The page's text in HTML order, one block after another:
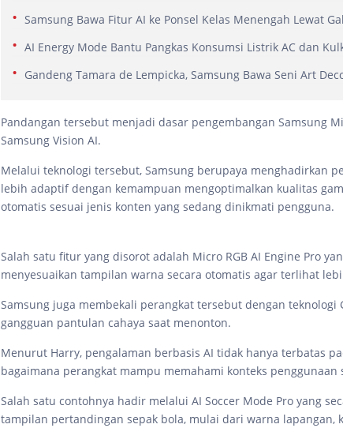
Samsung Bawa Fitur AI ke Ponsel Kelas Menengah Lewat
AI Energy Mode Bantu Pangkas Konsumsi Listrik AC dan
Gandeng Tamara de Lempicka, Samsung Bawa Seni Art
Pandangan tersebut menjadi dasar pengembangan Samsung
Samsung Vision AI.
Melalui teknologi tersebut, Samsung berupaya menghadirkan
lebih adaptif dengan kemampuan mengoptimalkan kualitas
otomatis sesuai jenis konten yang sedang dinikmati pengguna.
Salah satu fitur yang disorot adalah Micro RGB AI Engine Pro
menyesuaikan tampilan warna secara otomatis agar terlihat
Samsung juga membekali perangkat tersebut dengan teknologi
gangguan pantulan cahaya saat menonton.
Menurut Harry, pengalaman berbasis AI tidak hanya terbatas
bagaimana perangkat mampu memahami konteks penggunaan
Salah satu contohnya hadir melalui AI Soccer Mode Pro yang
tampilan pertandingan sepak bola, mulai dari warna lapangan,